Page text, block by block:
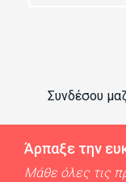
Συνδέσου
Άρπαξε την
Μάθε όλες τις